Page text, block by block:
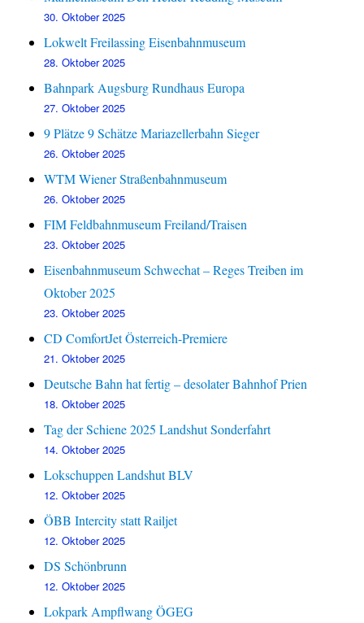
30. Oktober 2025
Lokwelt Freilassing Eisenbahnmuseum
28. Oktober 2025
Bahnpark Augsburg Rundhaus Europa
27. Oktober 2025
9 Plätze 9 Schätze Mariazellerbahn Sieger
26. Oktober 2025
WTM Wiener Straßenbahnmuseum
26. Oktober 2025
FIM Feldbahnmuseum Freiland/Traisen
23. Oktober 2025
Eisenbahnmuseum Schwechat – Reges Treiben im
Oktober 2025
23. Oktober 2025
CD ComfortJet Österreich-Premiere
21. Oktober 2025
Deutsche Bahn hat fertig – desolater Bahnhof Prien
18. Oktober 2025
Tag der Schiene 2025 Landshut Sonderfahrt
14. Oktober 2025
Lokschuppen Landshut BLV
12. Oktober 2025
ÖBB Intercity statt Railjet
12. Oktober 2025
DS Schönbrunn
12. Oktober 2025
Lokpark Ampflwang ÖGEG